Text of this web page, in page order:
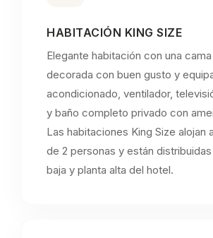
HABITACIÓN KING SIZE
Elegante habitación con una
decorada con buen gusto y
acondicionado, ventilador,
y baño completo privado con
Las habitaciones King Size alojan
de 2 personas y están
baja y planta alta del hotel.